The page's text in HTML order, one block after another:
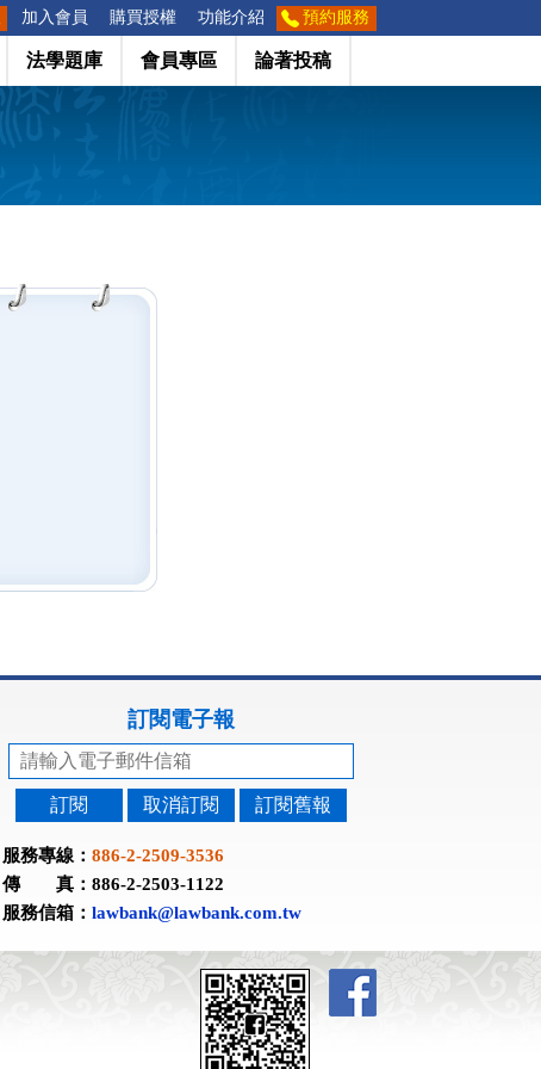
加入會員 購買授權 功能介紹 預約服務
法學題庫 會員專區 論著投稿
訂閱電子報
訂閱 取消訂閱 訂閱舊報
服務專線： 886-2-2509-3536
傳 真：886-2-2503-1122
服務信箱： lawbank@lawbank.com.tw